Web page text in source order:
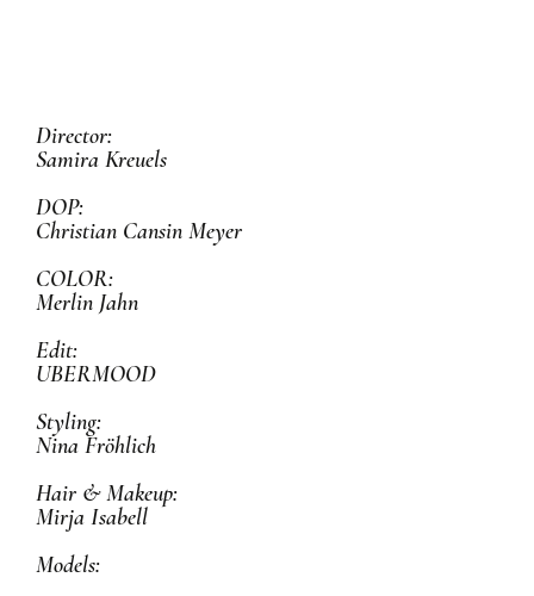
Director:
Samira Kreuels
DOP:
Christian Cansin Meyer
COLOR:
Merlin Jahn
Edit:
UBERMOOD
Styling:
Nina Fröhlich
Hair & Makeup:
Mirja Isabell
Models: